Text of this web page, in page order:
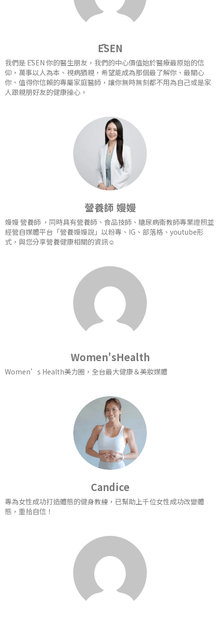
ĒSEN
我們是 ĒSEN 你的醫生朋友，我們的中心價值始於醫療最原始的信
仰，萬事以人為本、視病猶親，希望能成為那個最了解你、最關心
你、值得你信賴的專屬家庭醫師，讓你無時無刻都不用為自己或是家
人跟親朋好友的健康操心。
營養師 嫚嫚
嫚嫚 營養師 ，同時具有營養師、食品技師、糖尿病衛教師專業證照並
經營自媒體平台「營養嫚嫚說」以粉專、IG、部落格、youtube形
式，與您分享營養健康相關的資訊☺️
Women'sHealth
Women’s Health美力圈，全台最大健康＆美妝媒體
Candice
專為女性成功打造體態的健身教練，已幫助上千位女性成功改變體
態，重拾自信！